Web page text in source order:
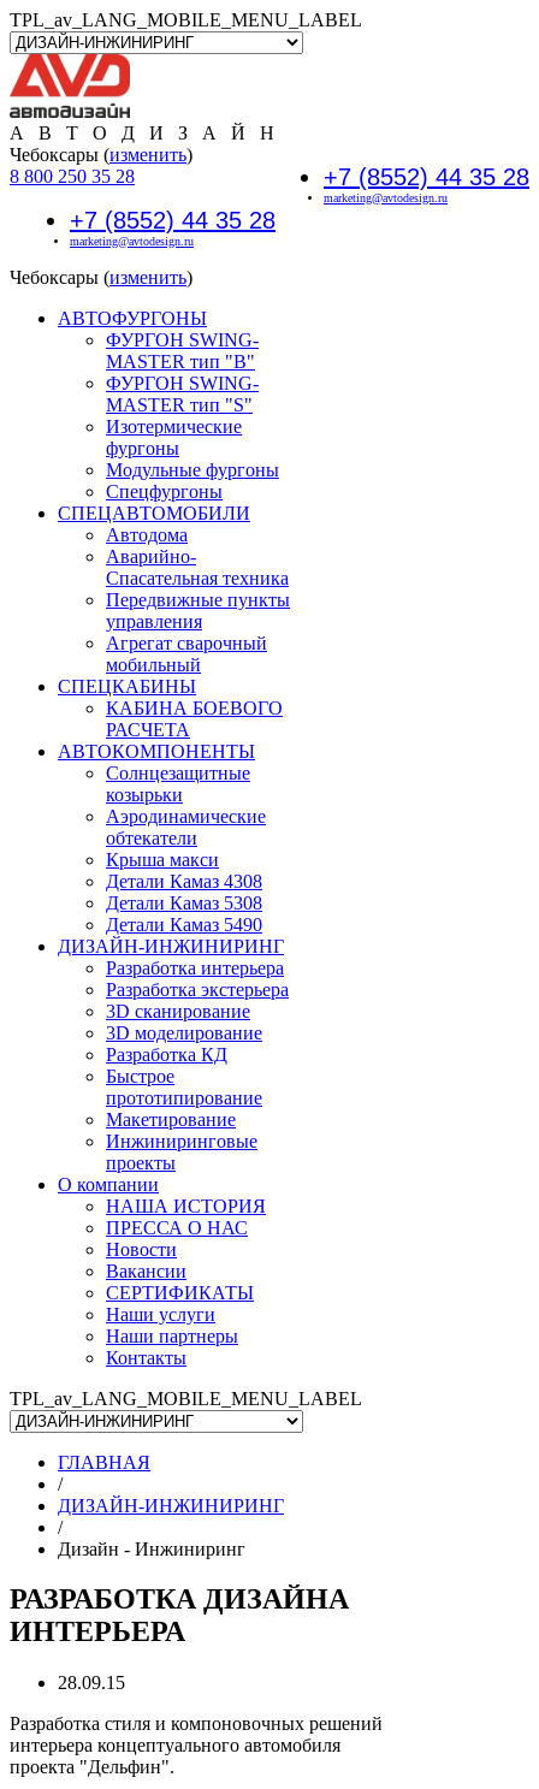
TPL_av_LANG_MOBILE_MENU_LABEL
А В Т О Д И З А Й Н
+7 (8552) 44 35 28
marketing@avtodesign.ru
Чебоксары (изменить)
8 800 250 35 28
+7 (8552) 44 35 28
marketing@avtodesign.ru
Чебоксары (изменить)
АВТОФУРГОНЫ
ФУРГОН SWING-
MASTER тип "B"
ФУРГОН SWING-
MASTER тип "S"
Изотермические
фургоны
Модульные фургоны
Спецфургоны
СПЕЦАВТОМОБИЛИ
Автодома
Аварийно-
Спасательная техника
Передвижные пункты
управления
Агрегат сварочный
мобильный
СПЕЦКАБИНЫ
КАБИНА БОЕВОГО
РАСЧЕТА
АВТОКОМПОНЕНТЫ
Солнцезащитные
козырьки
Аэродинамические
обтекатели
Крыша макси
Детали Камаз 4308
Детали Камаз 5308
Детали Камаз 5490
ДИЗАЙН-ИНЖИНИРИНГ
Разработка интерьера
Разработка экстерьера
3D сканирование
3D моделирование
Разработка КД
Быстрое
прототипирование
Макетирование
Инжиниринговые
проекты
О компании
НАША ИСТОРИЯ
ПРЕССА О НАС
Новости
Вакансии
СЕРТИФИКАТЫ
Наши услуги
Наши партнеры
Контакты
TPL_av_LANG_MOBILE_MENU_LABEL
ГЛАВНАЯ
/
ДИЗАЙН-ИНЖИНИРИНГ
/
Дизайн - Инжиниринг
РАЗРАБОТКА ДИЗАЙНА
ИНТЕРЬЕРА
28.09.15
Разработка стиля и компоновочных решений
интерьера концептуального автомобиля
проекта "Дельфин".